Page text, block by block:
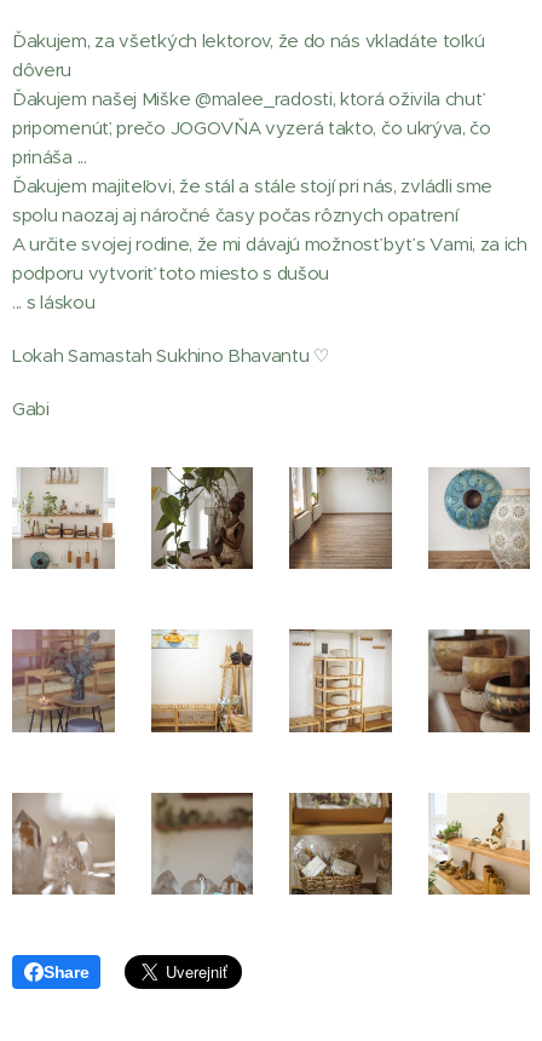
Ďakujem, za všetkých lektorov, že do nás vkladáte toľkú
dôveru
Ďakujem našej Miške @malee_radosti, ktorá oživila chuť
pripomenúť, prečo JOGOVŇA vyzerá takto, čo ukrýva, čo
prináša ...
Ďakujem majiteľovi, že stál a stále stojí pri nás, zvládli sme
spolu naozaj aj náročné časy počas rôznych opatrení
A určite svojej rodine, že mi dávajú možnosť byť s Vami, za ich
podporu vytvoriť toto miesto s dušou
... s láskou
Lokah Samastah Sukhino Bhavantu ♡
Gabi
Share